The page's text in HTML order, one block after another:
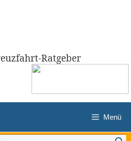
Menü